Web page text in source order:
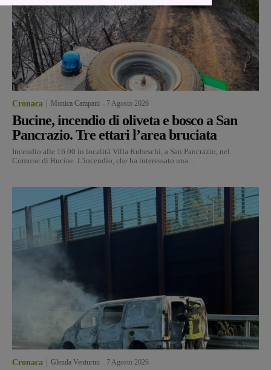
Cronaca Monica Campani 7 Agosto 2026
Bucine, incendio di oliveta e bosco a San
Pancrazio. Tre ettari l’area bruciata
Incendio alle 16.00 in località Villa Rubeschi, a San Pancrazio, nel
Comune di Bucine. L'incendio, che ha interessato una...
Cronaca Glenda Venturini 7 Agosto 2026